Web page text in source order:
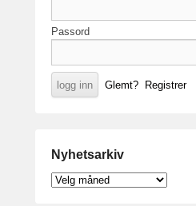
Passord
Glemt? Registrer
Nyhetsarkiv
Nyhetsarkiv